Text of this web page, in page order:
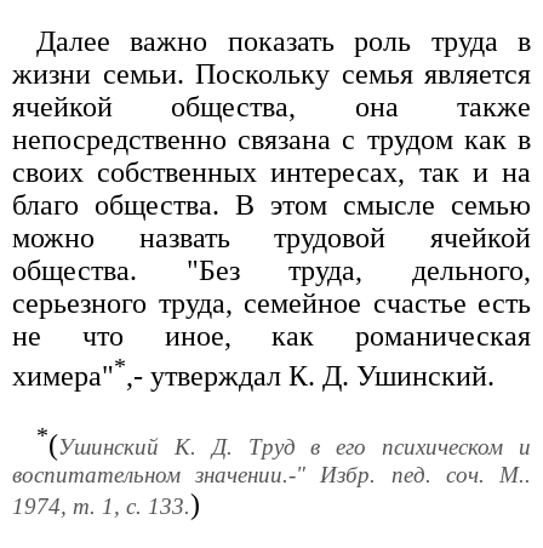
Далее важно показать роль труда в
жизни семьи. Поскольку семья является
ячейкой общества, она также
непосредственно связана с трудом как в
своих собственных интересах, так и на
благо общества. В этом смысле семью
можно назвать трудовой ячейкой
общества. "Без труда, дельного,
серьезного труда, семейное счастье есть
не что иное, как романическая
химера"*,- утверждал К. Д. Ушинский.
*(Ушинский К. Д. Труд в его психическом и
воспитательном значении.-" Избр. пед. соч. М..
1974, т. 1, с. 133.)